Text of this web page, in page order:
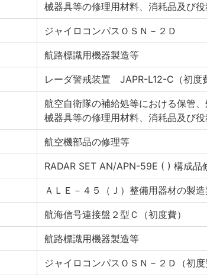
械器具等の修理用材料、消耗品及び
ジャイロコンパスＯＳＮ－２Ｄ
航路標識用機器製造等
レーダ警戒装置 JAPR-L12-C（初度
航空自衛隊の補給処等における保管
械器具等の修理用材料、消耗品及び
航空機部品の修理等
RADAR SET AN/APN-59E ( ) 構成品
ＡＬＥ－４５（Ｊ）整備用器材の製
航海信号連接盤２型Ｃ（初度費）
航路標識用機器製造等
ジャイロコンパスＯＳＮ－２Ｄ（初